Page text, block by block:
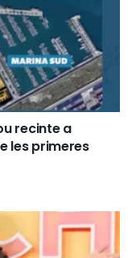
recinte a
les primeres